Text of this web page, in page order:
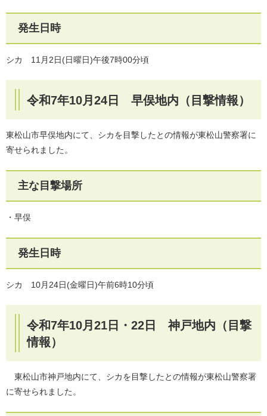
発生日時
シカ 11月2日(日曜日)午後7時00分頃
令和7年10月24日 早俣地内（目撃情報）
東松山市早俣地内にて、シカを目撃したとの情報が東松山警察署に
寄せられました。
主な目撃場所
・早俣
発生日時
シカ 10月24日(金曜日)午前6時10分頃
令和7年10月21日・22日 神戸地内（目撃
情報）
東松山市神戸地内にて、シカを目撃したとの情報が東松山警察署
に寄せられました。